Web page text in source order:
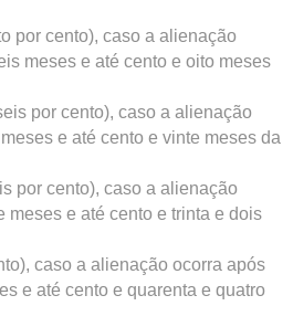
por cento), caso a alienação
meses e até cento e oito meses
por cento), caso a alienação
e até cento e vinte meses da
por cento), caso a alienação
meses e até cento e trinta e dois
caso a alienação ocorra após
e até cento e quarenta e quatro